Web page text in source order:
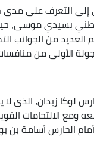
التعرف على مدى
بسيدي موسى،
من الجوانب
الأولى من
لوكا زيدان، الذي
ومع الالتحامات
الحارس أسامة بن